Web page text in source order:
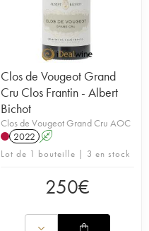
Clos de Vougeot Grand
Cru Clos Frantin - Albert
Bichot
Clos de Vougeot Grand Cru AOC
2022 A
Lot de 1 bouteille | 3 en stock
250€